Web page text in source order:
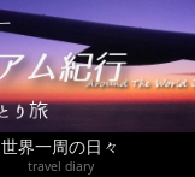
世界一周の日々
travel diary